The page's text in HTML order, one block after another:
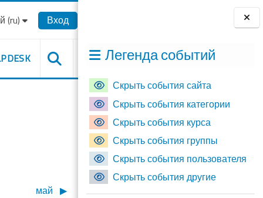
Блоки
Легенда событий
Скрыть события сайта
Скрыть события категории
Скрыть события курса
Скрыть события группы
Скрыть события пользователя
Скрыть события другие
‎(ru)‎ Вход
май ▶︎